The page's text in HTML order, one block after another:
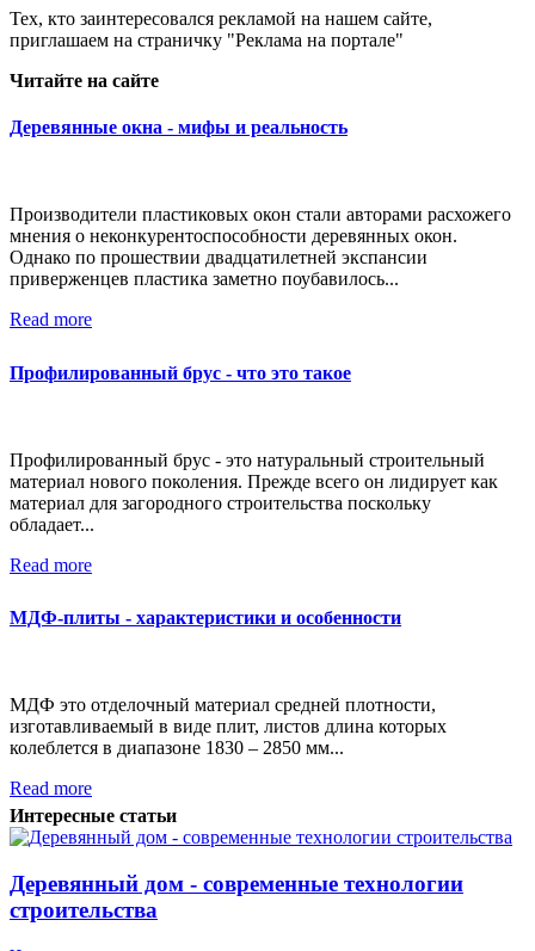
Тех, кто заинтересовался рекламой на нашем сайте,
приглашаем на страничку "Реклама на портале"
Читайте на сайте
Деревянные окна - мифы и реальность
Производители пластиковых окон стали авторами расхожего
мнения о неконкурентоспособности деревянных окон.
Однако по прошествии двадцатилетней экспансии
приверженцев пластика заметно поубавилось...
Read more
Профилированный брус - что это такое
Профилированный брус - это натуральный строительный
материал нового поколения. Прежде всего он лидирует как
материал для загородного строительства поскольку
обладает...
Read more
МДФ-плиты - характеристики и особенности
МДФ это отделочный материал средней плотности,
изготавливаемый в виде плит, листов длина которых
колеблется в диапазоне 1830 – 2850 мм...
Read more
Интересные статьи
Деревянный дом - современные технологии
строительства